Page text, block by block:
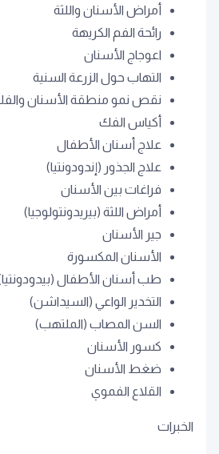
أمراض الأسنان واللثة
رائحة الفم الكريهة
اعوجاج الأسنان
التهاب حول الزرعة السنية
نقص نمو منطقة الأسنان
أكياس الفك
علاج أسنان الأطفال
علاج الجذور (إندودونتيا)
فراغات بين الأسنان
أمراض اللثة (بيريدونتولوجيا)
جير الأسنان
الأسنان المكسورة
طب أسنان الأطفال
التخدير الواعي (السيداشن)
السن المصاب (الملتهب)
كسور الأسنان
ضغط الأسنان
القلاع الفموي
الخبرات